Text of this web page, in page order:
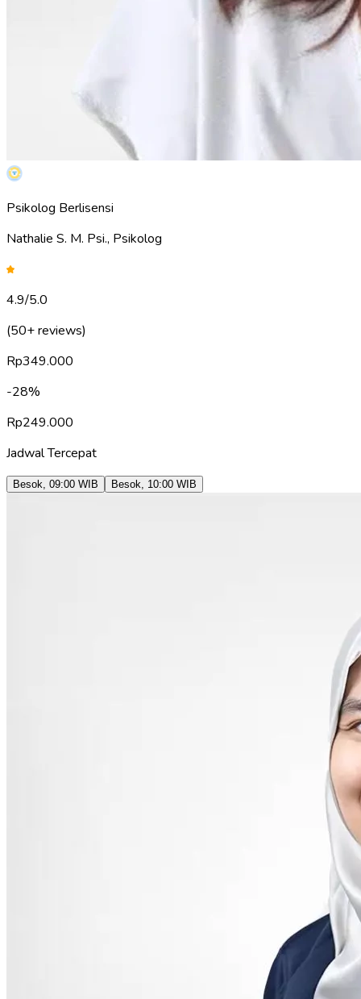
Psikolog Berlisensi
Nathalie S. M. Psi., Psikolog
4.9/5.0
(50+ reviews)
Rp349.000
-28%
Rp249.000
Jadwal Tercepat
Besok 09:00 WIB Besok 10:00 WIB